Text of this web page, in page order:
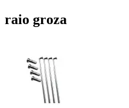
raio groza